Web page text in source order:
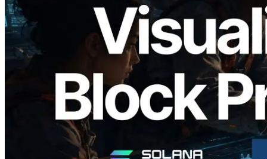
Validators Solutions veröffentlicht Solana
Block Analyzer – Visualisierung der
Blockproduktionszeit pro Slot und der
zugewiesenen Validatoren